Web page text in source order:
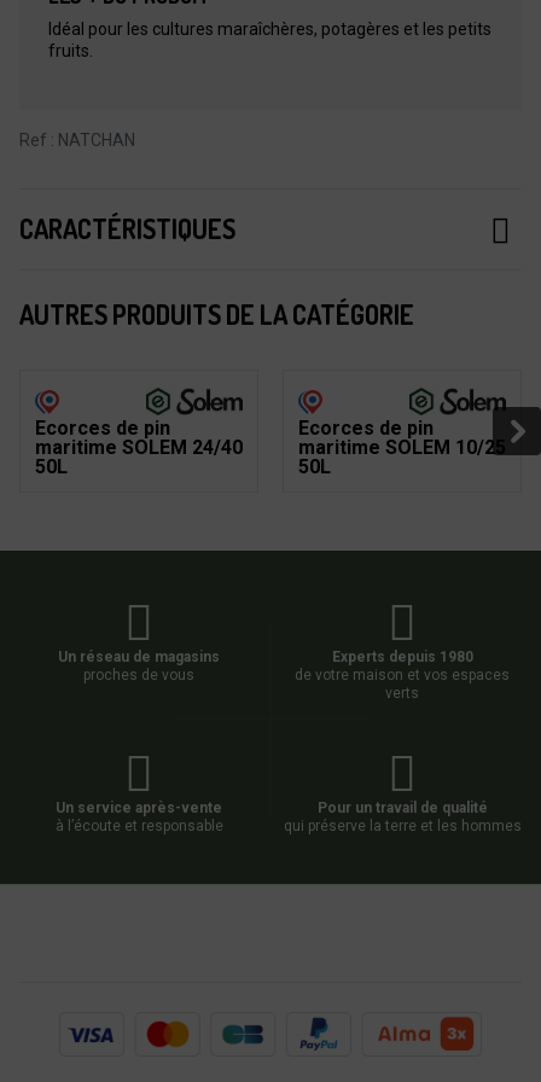
Idéal pour les cultures maraîchères, potagères et les petits
fruits.
Ref : NATCHAN
CARACTÉRISTIQUES
AUTRES PRODUITS DE LA CATÉGORIE
Ecorces de pin
maritime SOLEM 24/40
50L
Ecorces de pin
maritime SOLEM 10/25
50L
Un réseau de magasins
proches de vous
Experts depuis 1980
de votre maison et vos espaces
verts
Un service après-vente
à l’écoute et responsable
Pour un travail de qualité
qui préserve la terre et les hommes